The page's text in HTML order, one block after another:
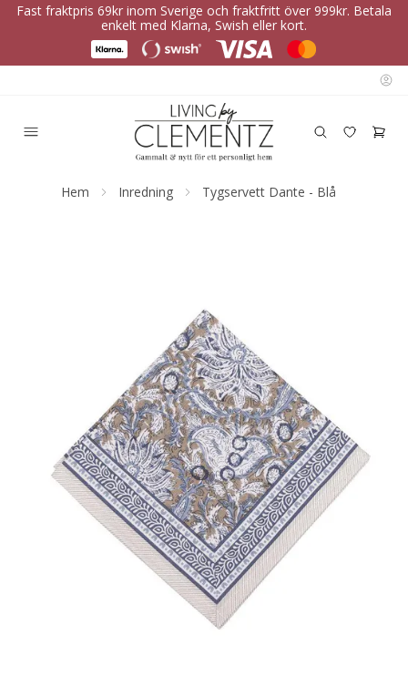
Fast fraktpris 69kr inom Sverige och fraktfritt över 999kr. Betala
enkelt med Klarna, Swish eller kort.
Hem Inredning Tygservett Dante - Blå